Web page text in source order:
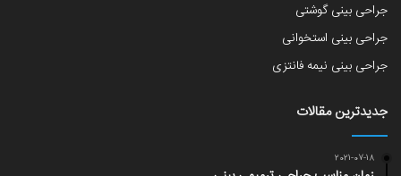
جراحی بینی گوشتی
جراحی بینی استخوانی
جراحی بینی نیمه فانتزی
جدیدترین مقالات
2021-07-18